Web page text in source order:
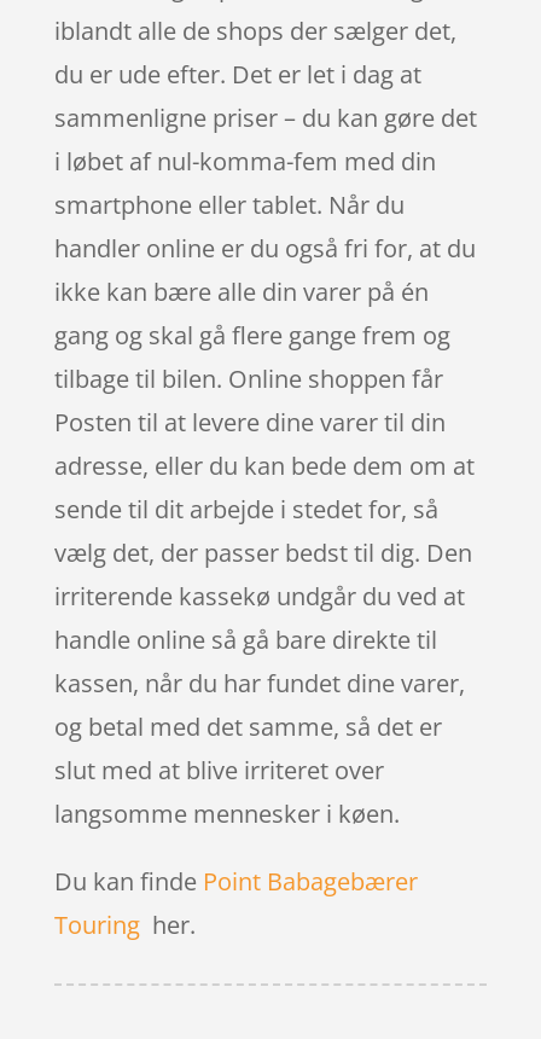
iblandt alle de shops der sælger det,
du er ude efter. Det er let i dag at
sammenligne priser – du kan gøre det
i løbet af nul-komma-fem med din
smartphone eller tablet. Når du
handler online er du også fri for, at du
ikke kan bære alle din varer på én
gang og skal gå flere gange frem og
tilbage til bilen. Online shoppen får
Posten til at levere dine varer til din
adresse, eller du kan bede dem om at
sende til dit arbejde i stedet for, så
vælg det, der passer bedst til dig. Den
irriterende kassekø undgår du ved at
handle online så gå bare direkte til
kassen, når du har fundet dine varer,
og betal med det samme, så det er
slut med at blive irriteret over
langsomme mennesker i køen.
Du kan finde Point Babagebærer
Touringher.